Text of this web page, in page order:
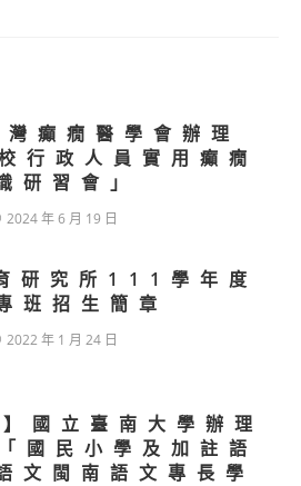
灣癲癇醫學會辦理
行政人員實用癲癇
研習會」
2024 年 6 月 19 日
研究所111學年度
班招生簡章
2022 年 1 月 24 日
國立臺南大學辦理
國民小學及加註語
文閩南語文專長學